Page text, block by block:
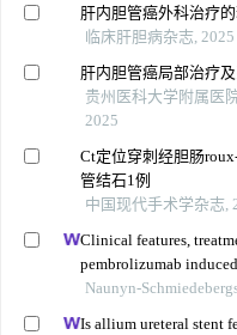
肝内胆管癌外科治疗
临床肝胆病杂志, 2025
肝内胆管癌局部治疗
贵州医科大学附属医
2025
Ct定位穿刺经胆肠
管结石1例
中国现代手术学杂志,
Clinical features,
pembrolizumab
Naunyn-
Is allium ureteral stent